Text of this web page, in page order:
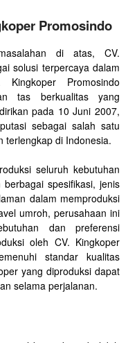
Promosindo
di atas, CV.
solusi terpercaya dalam
Promosindo
tas berkualitas yang
pada 10 Juni 2007,
sebagai salah satu
terlengkap di Indonesia.
seluruh kebutuhan
spesifikasi, jenis
dalam memproduksi
umroh, perusahaan ini
dan preferensi
oleh CV. Kingkoper
standar kualitas
yang diproduksi dapat
selama perjalanan.